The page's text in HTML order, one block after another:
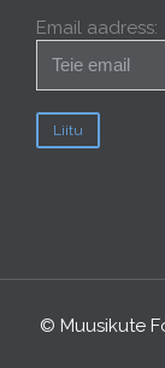
Email aadress:
© Muusikute